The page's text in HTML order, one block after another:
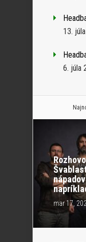
13.
6. júla
mar 17,